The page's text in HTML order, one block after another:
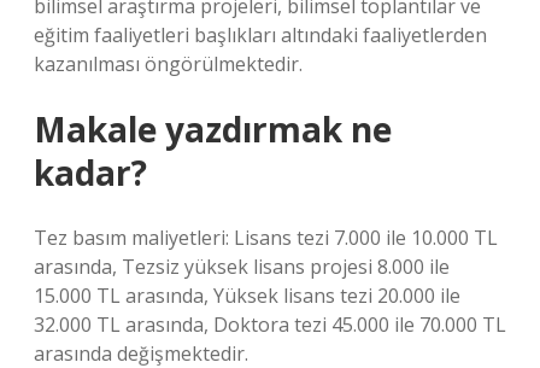
bilimsel araştırma projeleri, bilimsel toplantılar ve
eğitim faaliyetleri başlıkları altındaki faaliyetlerden
kazanılması öngörülmektedir.
Makale yazdırmak ne
kadar?
Tez basım maliyetleri: Lisans tezi 7.000 ile 10.000 TL
arasında, Tezsiz yüksek lisans projesi 8.000 ile
15.000 TL arasında, Yüksek lisans tezi 20.000 ile
32.000 TL arasında, Doktora tezi 45.000 ile 70.000 TL
arasında değişmektedir.